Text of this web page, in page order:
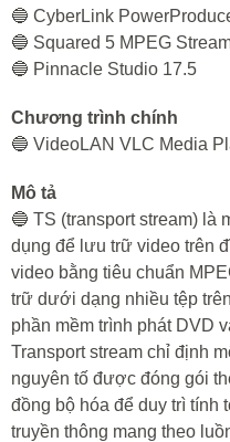
🔵 CyberLink
🔵 Squared 5 MPEG
🔵 Pinnacle Studio 17.5
Chương trình chính
🔵 VideoLAN VLC Media
Mô tả
🔵 TS (transport stream) là
dụng để lưu trữ video trên
video bằng tiêu chuẩn
trữ dưới dạng nhiều tệp
phần mềm trình phát DVD
Transport stream chỉ định
nguyên tố được đóng gói
đồng bộ hóa để duy trì tính
truyền thông mang theo